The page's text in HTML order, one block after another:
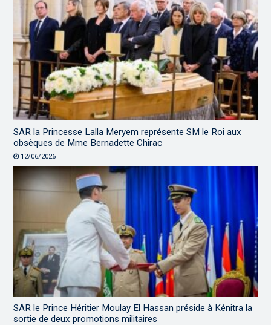
SAR la Princesse Lalla Meryem représente SM le Roi aux
obsèques de Mme Bernadette Chirac
12/06/2026
SAR le Prince Héritier Moulay El Hassan préside à Kénitra la
sortie de deux promotions militaires